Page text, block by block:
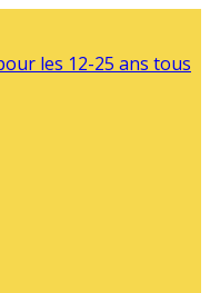
les 12-25 ans tous